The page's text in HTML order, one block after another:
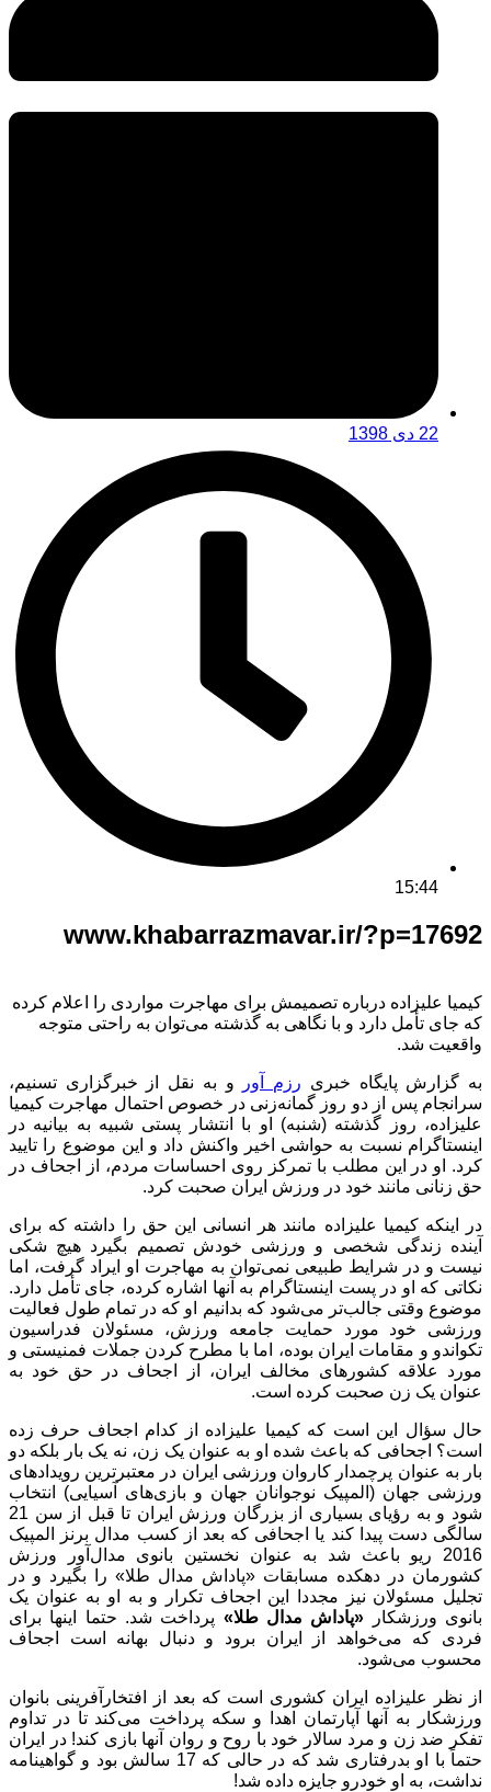
22 دی 1398
15:44
www.khabarrazmavar.ir/?p=17692
کیمیا علیزاده درباره تصمیمش برای مهاجرت مواردی را اعلام کرده
که جای تأمل دارد و با نگاهی به گذشته می‌توان به راحتی متوجه
واقعیت شد.
به گزارش پایگاه خبری رزم آور
و به نقل از خبرگزاری تسنیم،
سرانجام پس از دو روز گمانه‌زنی در خصوص احتمال مهاجرت کیمیا
علیزاده، روز گذشته (شنبه) او با انتشار پستی شبیه به بیانیه در
اینستاگرام نسبت به حواشی اخیر واکنش داد و این موضوع را تایید
کرد. او در این مطلب با تمرکز روی احساسات مردم، از اجحاف در
حق زنانی مانند خود در ورزش ایران صحبت کرد.
در اینکه کیمیا علیزاده مانند هر انسانی این حق را داشته که برای
آینده زندگی شخصی و ورزشی خودش تصمیم بگیرد هیچ شکی
نیست و در شرایط طبیعی نمی‌توان به مهاجرت او ایراد گرفت، اما
نکاتی که او در پست اینستاگرام به آنها اشاره کرده، جای تأمل دارد.
موضوع وقتی جالب‌تر می‌شود که بدانیم او که در تمام طول فعالیت
ورزشی خود مورد حمایت جامعه ورزش، مسئولان فدراسیون
تکواندو و مقامات ایران بوده، اما با مطرح کردن جملات فمنیستی و
مورد علاقه کشورهای مخالف ایران، از اجحاف در حق خود به
عنوان یک زن صحبت کرده است.
حال سؤال این است که کیمیا علیزاده از کدام اجحاف حرف زده
است؟ اجحافی که باعث شده او به عنوان یک زن، نه یک بار بلکه دو
بار به عنوان پرچمدار کاروان ورزشی ایران در معتبرترین رویدادهای
ورزشی جهان (المپیک نوجوانان جهان و بازی‌های آسیایی) انتخاب
شود و به رؤیای بسیاری از بزرگان ورزش ایران تا قبل از سن 21
سالگی دست پیدا کند یا اجحافی که بعد از کسب مدال برنز المپیک
2016 ریو باعث شد به عنوان نخستین بانوی مدال‌آور ورزش
کشورمان در دهکده مسابقات «پاداش مدال طلا» را بگیرد و در
تجلیل مسئولان نیز مجددا این اجحاف تکرار و به او به عنوان یک
بانوی ورزشکار «پاداش مدال طلا» پرداخت شد. حتما اینها برای
فردی که می‌خواهد از ایران برود و دنبال بهانه است اجحاف
محسوب می‌شود.
از نظر علیزاده ایران کشوری است که بعد از افتخارآفرینی بانوان
ورزشکار به آنها آپارتمان اهدا و سکه پرداخت می‌کند تا در تداوم
تفکر ضد زن و مرد سالار خود با روح و روان آنها بازی کند! در ایران
حتماً با او بدرفتاری شد که در حالی که 17 سالش بود و گواهینامه
نداشت، به او خودرو جایزه داده شد!